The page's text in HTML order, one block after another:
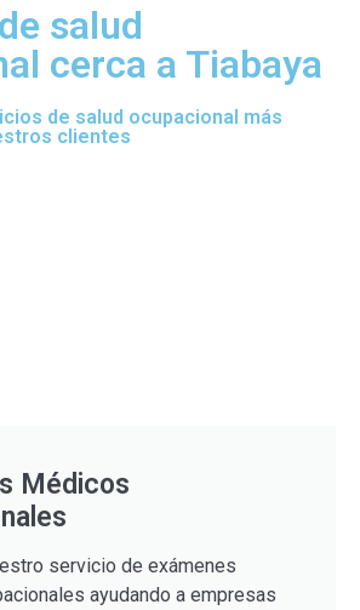
salud
cerca a Tiabaya
de salud ocupacional más
clientes
Médicos
servicio de exámenes
ayudando a empresas